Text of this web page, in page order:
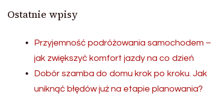
Ostatnie wpisy
Przyjemność podróżowania samochodem –
jak zwiększyć komfort jazdy na co dzień
Dobór szamba do domu krok po kroku. Jak
uniknąć błędów już na etapie planowania?